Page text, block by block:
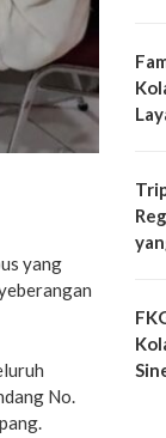
yang
No.